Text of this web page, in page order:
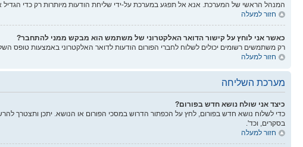
המנהל הראשי של המערכת. אנא אל תפגע במערכת על-ידי שליחת הודעות מיותרות רק כדי
חזור למעלה
כאשר אני לוחץ על קישור הדואר האלקטרוני של משתמש הוא מבקש ממני להתחבר?
רק משתמשים רשומים יכולים לשלוח לחברי הפורום הודעות לדואר האלקטרוני באמצעות
חזור למעלה
מערכת השליחה
כיצד אני שולח נושא חדש בפורום?
כדי לשלוח נושא חדש בפורום, לחץ על הכפתור הדרוש במסכי הפורום או הנושא. יתכן ותצטרך
בסקרים, וכד'.
חזור למעלה